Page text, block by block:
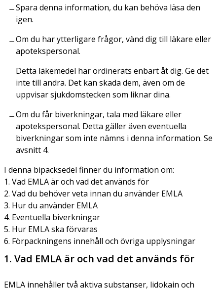
Spara denna information, du kan behöva läsa den
igen.
Om du har ytterligare frågor, vänd dig till läkare eller
apotekspersonal.
Detta läkemedel har ordinerats enbart åt dig. Ge det
inte till andra. Det kan skada dem, även om de
uppvisar sjukdomstecken som liknar dina.
Om du får biverkningar, tala med läkare eller
apotekspersonal. Detta gäller även eventuella
biverkningar som inte nämns i denna information. Se
avsnitt 4.
I denna bipacksedel finner du information om:
1. Vad EMLA är och vad det används för
2. Vad du behöver veta innan du använder EMLA
3. Hur du använder EMLA
4. Eventuella biverkningar
5. Hur EMLA ska förvaras
6. Förpackningens innehåll och övriga upplysningar
1. Vad EMLA är och vad det används för
EMLA innehåller två aktiva substanser, lidokain och